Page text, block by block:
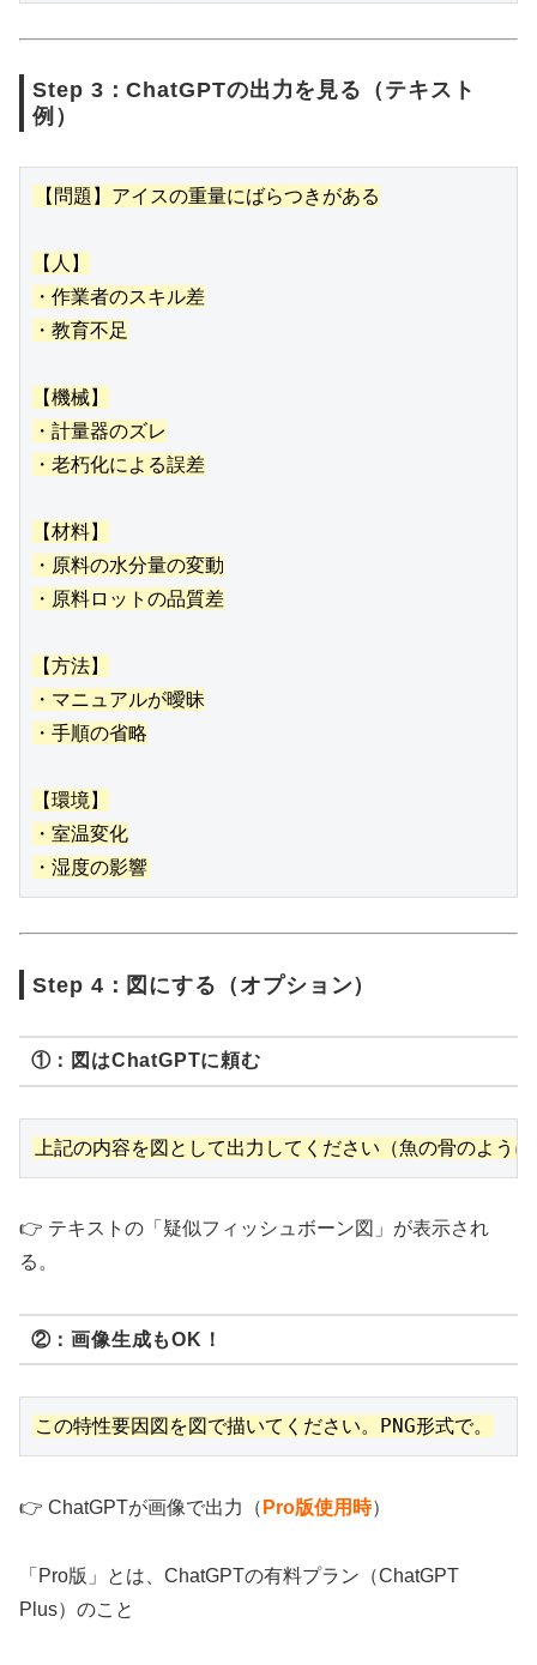
Step 3：ChatGPTの出力を見る（テキスト
例）
【問題】アイスの重量にばらつきがある
【人】
・作業者のスキル差
・教育不足
【機械】
・計量器のズレ
・老朽化による誤差
【材料】
・原料の水分量の変動
・原料ロットの品質差
【方法】
・マニュアルが曖昧
・手順の省略
【環境】
・室温変化
Step 4：図にする（オプション）
①：図はChatGPTに頼む
👉 テキストの「疑似フィッシュボーン図」が表示され
る。
②：画像生成もOK！
👉 ChatGPTが画像で出力（ Pro版使用時）
「Pro版」とは、ChatGPTの有料プラン（ChatGPT
Plus）のこと